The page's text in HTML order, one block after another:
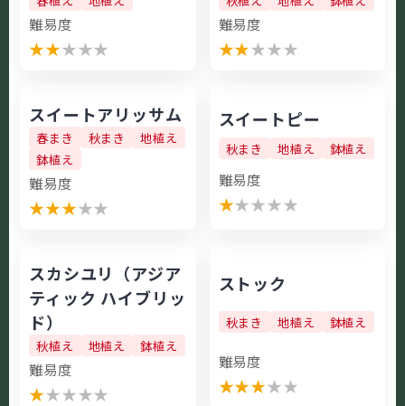
難易度
★★★★★
難易度
★★★★★
スイートアリッサム
春まき 秋まき
地植え
鉢植え
難易度
★★★★★
スイートピー
秋まき 地植え 鉢植え
難易度
★★★★★
スカシユリ（アジア
ティック ハイブリッ
ド）
秋植え 地植え 鉢植え
難易度
★★★★★
ストック
秋まき 地植え 鉢植え
難易度
★★★★★